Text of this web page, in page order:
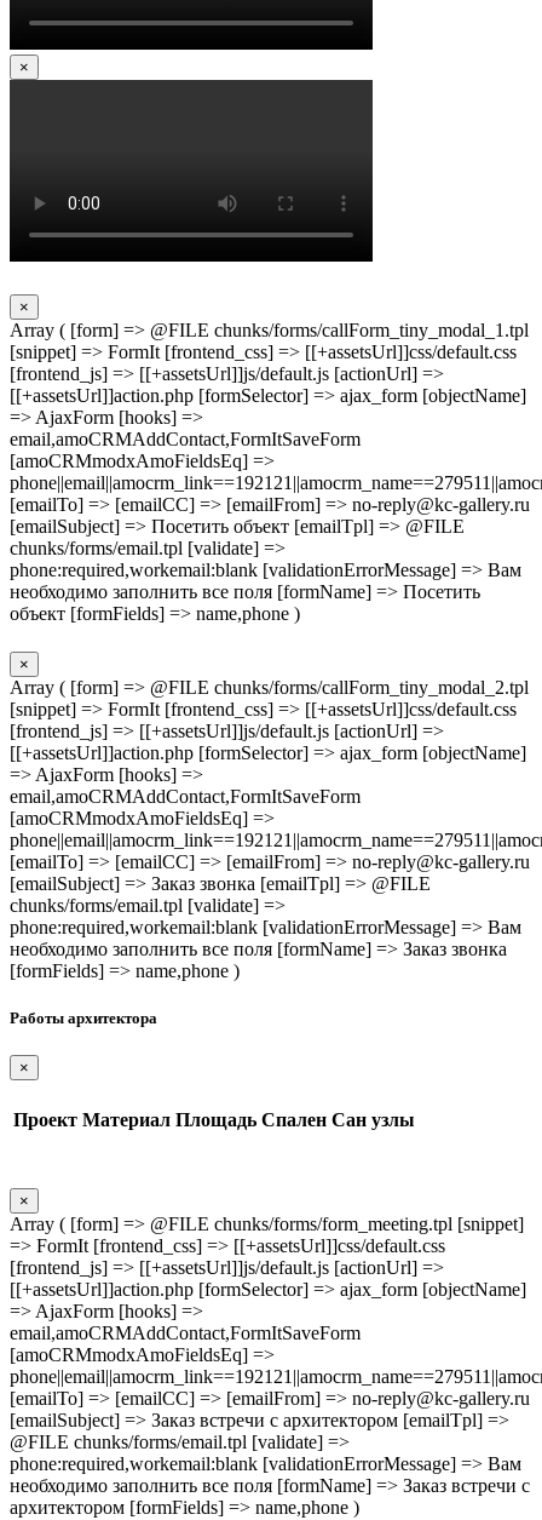
×
×
Array ( [form] => @FILE chunks/forms/callForm_tiny_modal_1.tpl
[snippet] => FormIt [frontend_css] => [[+assetsUrl]]css/default.css
[frontend_js] => [[+assetsUrl]]js/default.js [actionUrl] =>
[[+assetsUrl]]action.php [formSelector] => ajax_form [objectName]
=> AjaxForm [hooks] =>
email,amoCRMAddContact,FormItSaveForm
[amoCRMmodxAmoFieldsEq] =>
[emailTo] => [emailCC] => [emailFrom] => no-reply@kc-gallery.ru
[emailSubject] => Посетить объект [emailTpl] => @FILE
chunks/forms/email.tpl [validate] =>
phone:required,workemail:blank [validationErrorMessage] => Вам
необходимо заполнить все поля [formName] => Посетить
объект [formFields] => name,phone )
×
Array ( [form] => @FILE chunks/forms/callForm_tiny_modal_2.tpl
[snippet] => FormIt [frontend_css] => [[+assetsUrl]]css/default.css
[frontend_js] => [[+assetsUrl]]js/default.js [actionUrl] =>
[[+assetsUrl]]action.php [formSelector] => ajax_form [objectName]
=> AjaxForm [hooks] =>
email,amoCRMAddContact,FormItSaveForm
[amoCRMmodxAmoFieldsEq] =>
[emailTo] => [emailCC] => [emailFrom] => no-reply@kc-gallery.ru
[emailSubject] => Заказ звонка [emailTpl] => @FILE
chunks/forms/email.tpl [validate] =>
phone:required,workemail:blank [validationErrorMessage] => Вам
необходимо заполнить все поля [formName] => Заказ звонка
[formFields] => name,phone )
Работы архитектора
×
Проект Материал Площадь Спален Сан узлы
×
Array ( [form] => @FILE chunks/forms/form_meeting.tpl [snippet]
=> FormIt [frontend_css] => [[+assetsUrl]]css/default.css
[frontend_js] => [[+assetsUrl]]js/default.js [actionUrl] =>
[[+assetsUrl]]action.php [formSelector] => ajax_form [objectName]
=> AjaxForm [hooks] =>
email,amoCRMAddContact,FormItSaveForm
[amoCRMmodxAmoFieldsEq] =>
[emailTo] => [emailCC] => [emailFrom] => no-reply@kc-gallery.ru
[emailSubject] => Заказ встречи с архитектором [emailTpl] =>
@FILE chunks/forms/email.tpl [validate] =>
phone:required,workemail:blank [validationErrorMessage] => Вам
необходимо заполнить все поля [formName] => Заказ встречи с
архитектором [formFields] => name,phone )